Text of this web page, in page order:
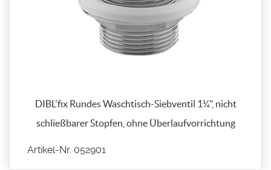
DIBL'fix Rundes Waschtisch-Siebventil 1¼", nicht
schließbarer Stopfen, ohne Überlaufvorrichtung
Artikel-Nr. 052901